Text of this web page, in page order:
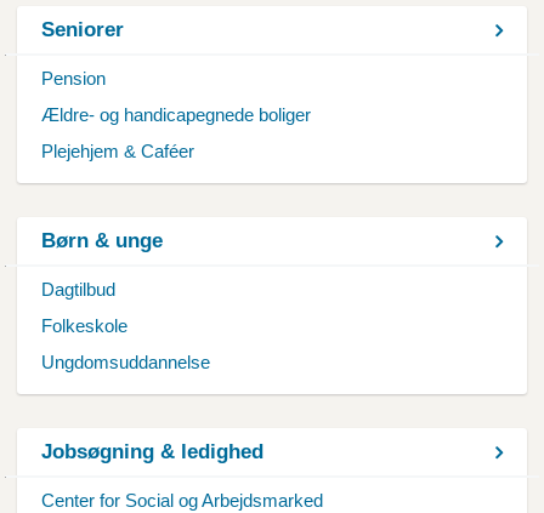
Seniorer
Pension
Ældre- og handicapegnede boliger
Plejehjem & Caféer
Børn & unge
Dagtilbud
Folkeskole
Ungdomsuddannelse
Jobsøgning & ledighed
Center for Social og Arbejdsmarked